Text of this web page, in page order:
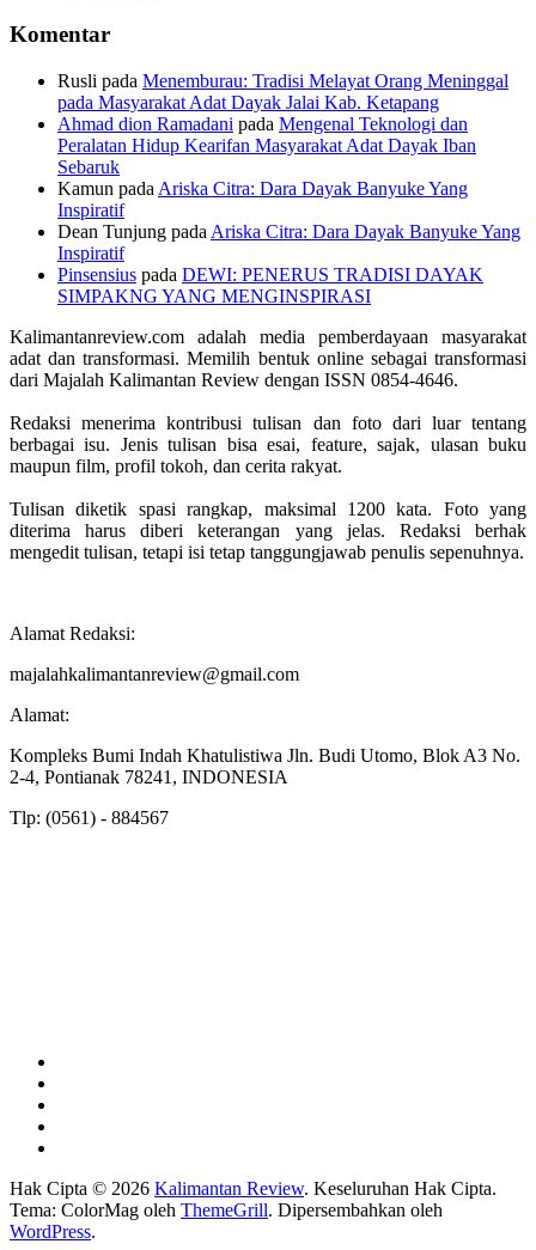
Komentar
Rusli pada Menemburau: Tradisi Melayat Orang Meninggal
pada Masyarakat Adat Dayak Jalai Kab. Ketapang
Ahmad dion Ramadani pada Mengenal Teknologi dan
Peralatan Hidup Kearifan Masyarakat Adat Dayak Iban
Sebaruk
Kamun pada Ariska Citra: Dara Dayak Banyuke Yang
Inspiratif
Dean Tunjung pada Ariska Citra: Dara Dayak Banyuke Yang
Inspiratif
Pinsensius pada DEWI: PENERUS TRADISI DAYAK
SIMPAKNG YANG MENGINSPIRASI
Kalimantanreview.com adalah media pemberdayaan masyarakat
adat dan transformasi. Memilih bentuk online sebagai transformasi
dari Majalah Kalimantan Review dengan ISSN 0854-4646.
Redaksi menerima kontribusi tulisan dan foto dari luar tentang
berbagai isu. Jenis tulisan bisa esai, feature, sajak, ulasan buku
maupun film, profil tokoh, dan cerita rakyat.
Tulisan diketik spasi rangkap, maksimal 1200 kata. Foto yang
diterima harus diberi keterangan yang jelas. Redaksi berhak
mengedit tulisan, tetapi isi tetap tanggungjawab penulis sepenuhnya.
Alamat Redaksi:
majalahkalimantanreview@gmail.com
Alamat:
Kompleks Bumi Indah Khatulistiwa Jln. Budi Utomo, Blok A3 No.
2-4, Pontianak 78241, INDONESIA
Tlp: (0561) - 884567
Hak Cipta © 2026 Kalimantan Review. Keseluruhan Hak Cipta.
Tema: ColorMag oleh ThemeGrill. Dipersembahkan oleh
WordPress.